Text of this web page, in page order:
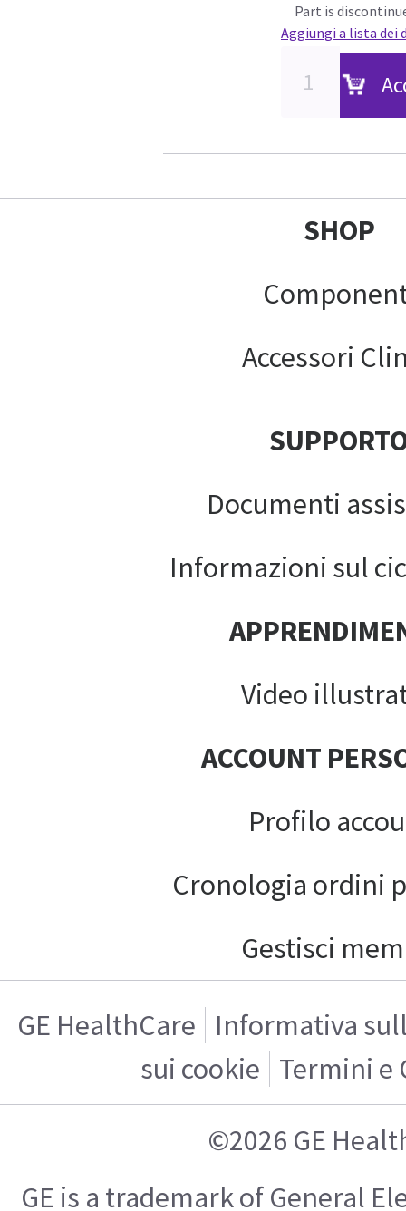
Part is
Aggiungi a lista dei
SHOP
Accessori
Documenti
Informazioni sul
Video
ACCOUNT
Profilo
Cronologia ordini
Gestisci
GE HealthCare
Informativa
sui cookie Termini e
©2026 GE
GE is a trademark of General